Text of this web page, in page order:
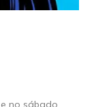
no sábado